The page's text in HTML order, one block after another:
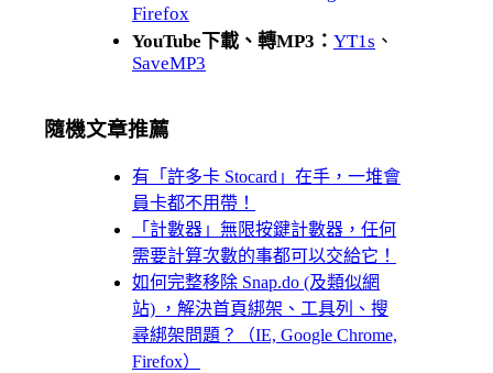
Firefox
YouTube下載、轉MP3： YT1s 、
SaveMP3
隨機文章推薦
有「許多卡 Stocard」在手，一堆會
員卡都不用帶！
「計數器」無限按鍵計數器，任何
需要計算次數的事都可以交給它！
如何完整移除 Snap.do (及類似網
站) ，解決首頁綁架、工具列、搜
尋綁架問題？（IE, Google Chrome,
Firefox）